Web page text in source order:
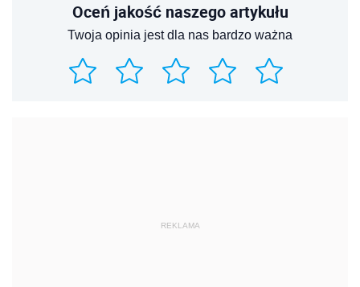
Oceń jakość naszego artykułu
Twoja opinia jest dla nas bardzo ważna
REKLAMA